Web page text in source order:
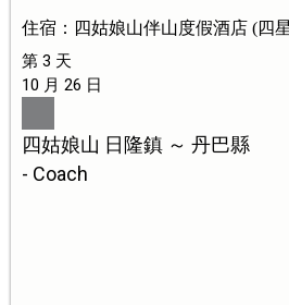
住宿：四姑娘山伴山度假酒店 (四
第 3 天
10 月 26 日
四姑娘山 日隆鎮 ～ 丹巴縣
- Coach